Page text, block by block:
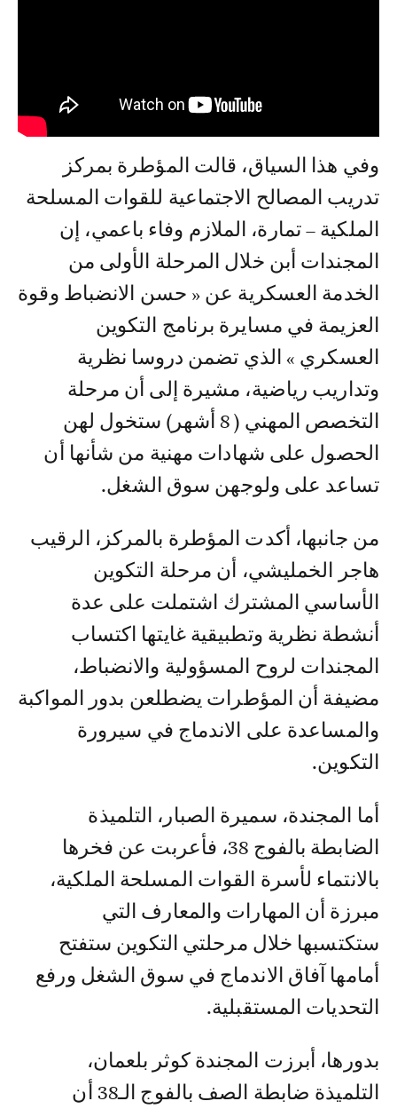
وفي هذا السياق، قالت المؤطرة بمركز
تدريب المصالح الاجتماعية للقوات المسلحة
الملكية – تمارة، الملازم وفاء باعمي، إن
المجندات أبن خلال المرحلة الأولى من
الخدمة العسكرية عن « حسن الانضباط وقوة
العزيمة في مسايرة برنامج التكوين
العسكري » الذي تضمن دروسا نظرية
وتداريب رياضية، مشيرة إلى أن مرحلة
التخصص المهني ( 8 أشهر) ستخول لهن
الحصول على شهادات مهنية من شأنها أن
تساعد على ولوجهن سوق الشغل.
من جانبها، أكدت المؤطرة بالمركز، الرقيب
هاجر الخمليشي، أن مرحلة التكوين
الأساسي المشترك اشتملت على عدة
أنشطة نظرية وتطبيقية غايتها اكتساب
المجندات لروح المسؤولية والانضباط،
مضيفة أن المؤطرات يضطلعن بدور المواكبة
والمساعدة على الاندماج في سيرورة
التكوين.
أما المجندة، سميرة الصبار، التلميذة
الضابطة بالفوج 38، فأعربت عن فخرها
بالانتماء لأسرة القوات المسلحة الملكية،
مبرزة أن المهارات والمعارف التي
ستكتسبها خلال مرحلتي التكوين ستفتح
أمامها آفاق الاندماج في سوق الشغل ورفع
التحديات المستقبلية.
بدورها، أبرزت المجندة كوثر بلعمان،
التلميذة ضابطة الصف بالفوج الـ38 أن